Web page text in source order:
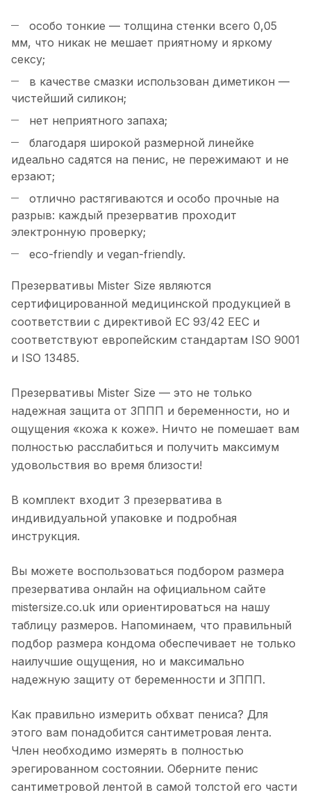
особо тонкие — толщина стенки всего 0,05
мм, что никак не мешает приятному и яркому
сексу;
в качестве смазки использован диметикон —
чистейший силикон;
нет неприятного запаха;
благодаря широкой размерной линейке
идеально садятся на пенис, не пережимают и не
ерзают;
отлично растягиваются и особо прочные на
разрыв: каждый презерватив проходит
электронную проверку;
eco-friendly и vegan-friendly.
Презервативы Mister Size являются
сертифицированной медицинской продукцией в
соответствии с директивой ЕС 93/42 EEC и
соответствуют европейским стандартам ISO 9001
и ISO 13485.
Презервативы Mister Size — это не только
надежная защита от ЗППП и беременности, но и
ощущения «кожа к коже». Ничто не помешает вам
полностью расслабиться и получить максимум
удовольствия во время близости!
В комплект входит 3 презерватива в
индивидуальной упаковке и подробная
инструкция.
Вы можете воспользоваться подбором размера
презерватива онлайн на официальном сайте
mistersize.co.uk или ориентироваться на нашу
таблицу размеров. Напоминаем, что правильный
подбор размера кондома обеспечивает не только
наилучшие ощущения, но и максимально
надежную защиту от беременности и ЗППП.
Как правильно измерить обхват пениса? Для
этого вам понадобится сантиметровая лента.
Член необходимо измерять в полностью
эрегированном состоянии. Оберните пенис
сантиметровой лентой в самой толстой его части